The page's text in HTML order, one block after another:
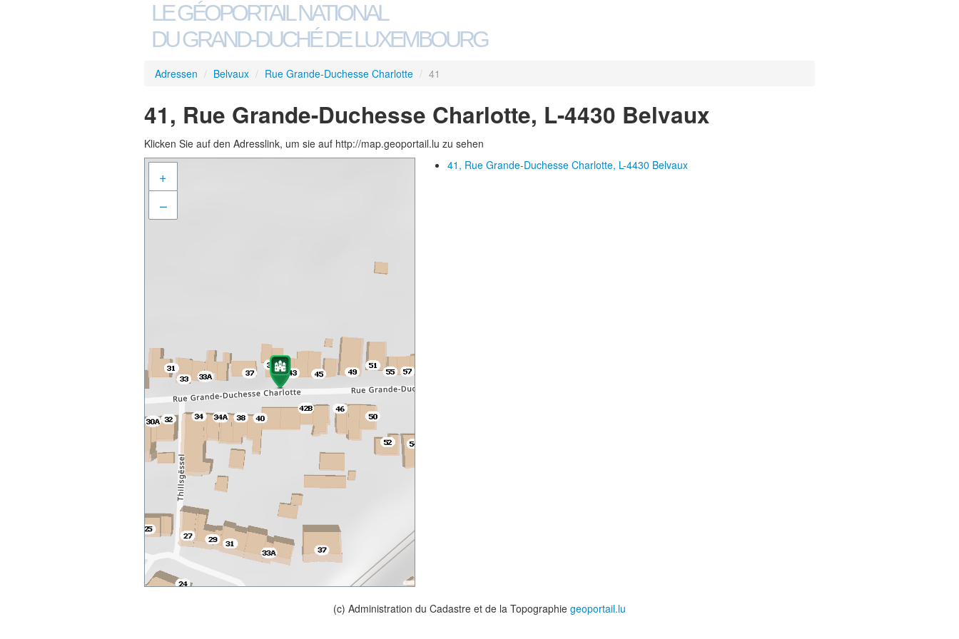
LE GÉOPORTAIL NATIONAL
DU GRAND-DUCHÉ DE LUXEMBOURG
Adressen / Belvaux / Rue Grande-Duchesse Charlotte / 41
41, Rue Grande-Duchesse Charlotte, L-4430 Belvaux
Klicken Sie auf den Adresslink, um sie auf http://map.geoportail.lu zu sehen
+
–
41, Rue Grande-Duchesse Charlotte, L-4430 Belvaux
(c) Administration du Cadastre et de la Topographie geoportail.lu